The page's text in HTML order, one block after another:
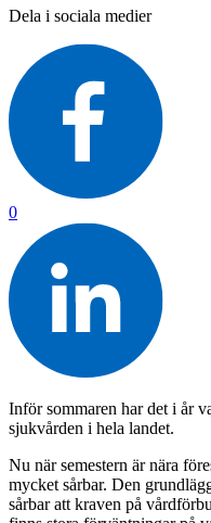
Dela i sociala medier
0
Inför sommaren har det i år
sjukvården i hela landet.
Nu när semestern är nära
mycket sårbar. Den
sårbar att kraven på